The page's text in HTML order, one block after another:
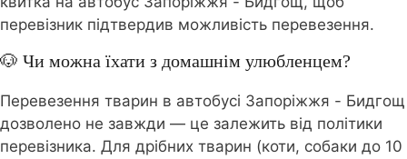
перевізник підтвердив можливість перевезення.
🐶 Чи можна їхати з домашнім улюбленцем?
Перевезення тварин в автобусі Запоріжжя - Бидгощ
дозволено не завжди — це залежить від політики
перевізника. Для дрібних тварин (коти, собаки до 10